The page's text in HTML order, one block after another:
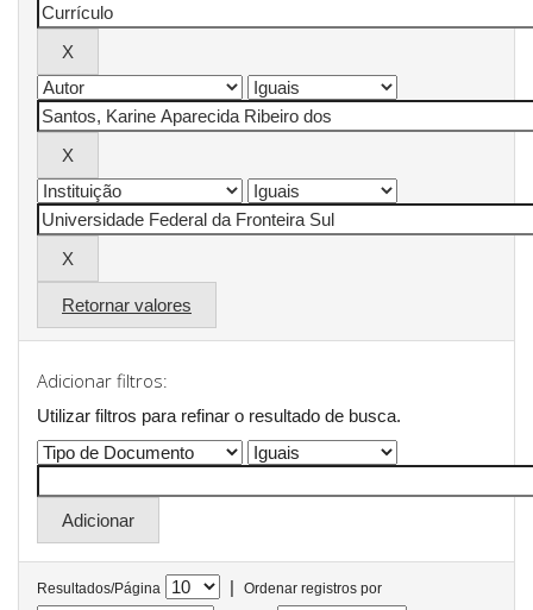
Retornar valores
Adicionar filtros:
Utilizar filtros para refinar o resultado de busca.
Resultados/Página |
Ordenar registros por